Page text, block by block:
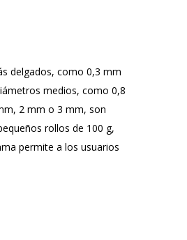
delgados, como 0,3 mm
medios, como 0,8
2 mm o 3 mm, son
rollos de 100 g,
permite a los usuarios